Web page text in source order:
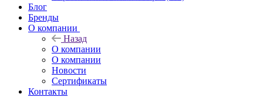
Блог
Бренды
О компании
Назад
О компании
О компании
Новости
Сертификаты
Контакты